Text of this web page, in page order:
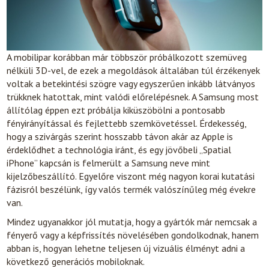
A mobilipar korábban már többször próbálkozott szemüveg
nélküli 3D-vel, de ezek a megoldások általában túl érzékenyek
voltak a betekintési szögre vagy egyszerűen inkább látványos
trükknek hatottak, mint valódi előrelépésnek. A Samsung most
állítólag éppen ezt próbálja kiküszöbölni a pontosabb
fényirányítással és fejlettebb szemkövetéssel. Érdekesség,
hogy a szivárgás szerint hosszabb távon akár az Apple is
érdeklődhet a technológia iránt, és egy jövőbeli „Spatial
iPhone” kapcsán is felmerült a Samsung neve mint
kijelzőbeszállító. Egyelőre viszont még nagyon korai kutatási
fázisról beszélünk, így valós termék valószínűleg még évekre
van.
Mindez ugyanakkor jól mutatja, hogy a gyártók már nemcsak a
fényerő vagy a képfrissítés növelésében gondolkodnak, hanem
abban is, hogyan lehetne teljesen új vizuális élményt adni a
következő generációs mobiloknak.